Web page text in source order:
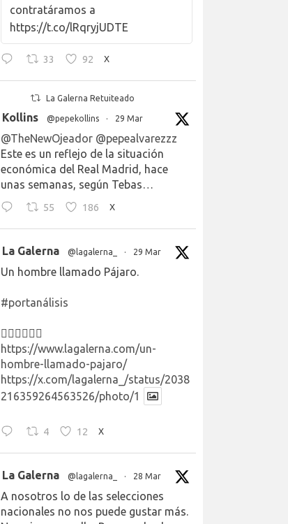
contratáramos a
https://t.co/lRqryjUDTE
33 92 X
La Galerna Retuiteado
Kollins @pepekollins · 29 Mar
@TheNewOjeador @pepealvarezzz
Este es un reflejo de la situación
económica del Real Madrid, hace
unas semanas, según Tebas…
55 186 X
La Galerna @lagalerna_ · 29 Mar
Un hombre llamado Pájaro.
#portanálisis
👉🏻👉🏻👉🏻
https://www.lagalerna.com/un-
hombre-llamado-pajaro/
https://x.com/lagalerna_/status/2038
216359264563526/photo/1
4 12 X
La Galerna @lagalerna_ · 28 Mar
A nosotros lo de las selecciones
nacionales no nos puede gustar más.